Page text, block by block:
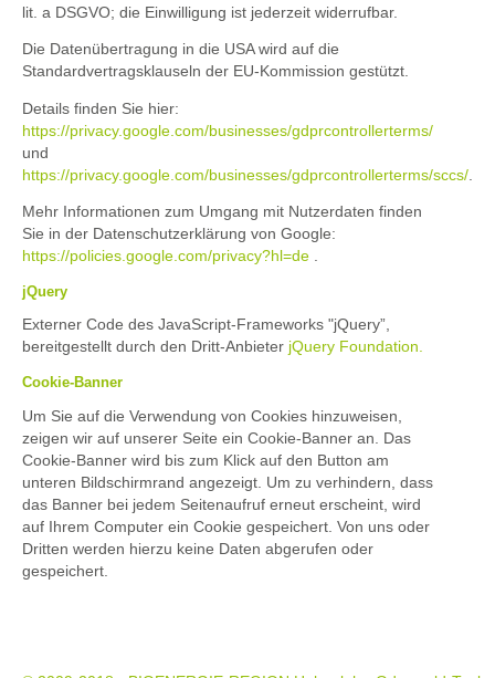
lit. a DSGVO; die Einwilligung ist jederzeit widerrufbar.
Die Datenübertragung in die USA wird auf die
Standardvertragsklauseln der EU-Kommission gestützt.
Details finden Sie hier:
https://privacy.google.com/businesses/gdprcontrollerterms/
und
https://privacy.google.com/businesses/gdprcontrollerterms/sccs/
Mehr Informationen zum Umgang mit Nutzerdaten finden
Sie in der Datenschutzerklärung von Google:
https://policies.google.com/privacy?hl=de .
jQuery
Externer Code des JavaScript-Frameworks "jQuery”,
bereitgestellt durch den Dritt-Anbieter jQuery Foundation.
Cookie-Banner
Um Sie auf die Verwendung von Cookies hinzuweisen,
zeigen wir auf unserer Seite ein Cookie-Banner an. Das
Cookie-Banner wird bis zum Klick auf den Button am
unteren Bildschirmrand angezeigt. Um zu verhindern, dass
das Banner bei jedem Seitenaufruf erneut erscheint, wird
auf Ihrem Computer ein Cookie gespeichert. Von uns oder
Dritten werden hierzu keine Daten abgerufen oder
gespeichert.